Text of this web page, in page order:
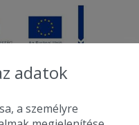
- Diston-line Kft.
adatok
a személyre